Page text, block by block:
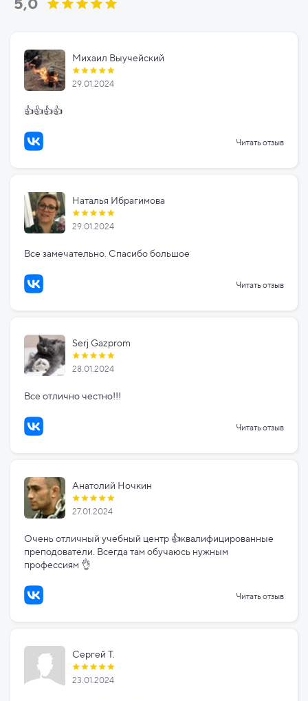
5,0
Михаил Выучейский
29.01.2024
👍👍👍👍
Читать отзыв
Наталья Ибрагимова
29.01.2024
Все замечательно. Спасибо большое
Читать отзыв
Serj Gazprom
28.01.2024
Все отлично честно!!!
Читать отзыв
Анатолий Ночкин
27.01.2024
Очень отличный учебный центр 👍квалифицированные
преподователи. Всегда там обучаюсь нужным
профессиям 👌
Читать отзыв
Сергей Т.
23.01.2024